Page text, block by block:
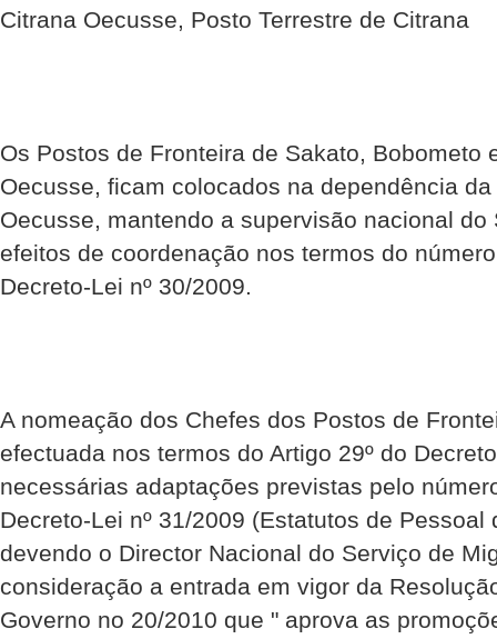
Citrana Oecusse, Posto Terrestre de Citrana
Os Postos de Fronteira de Sakato, Bobometo
Oecusse, ficam colocados na dependência
Oecusse, mantendo a supervisão nacional
efeitos de coordenação nos termos do
Decreto-Lei nº 30/2009.
A nomeação dos Chefes dos Postos de
efectuada nos termos do Artigo 29º do
necessárias adaptações previstas pelo
Decreto-Lei nº 31/2009 (Estatutos de
devendo o Director Nacional do Serviço de
consideração a entrada em vigor da
Governo no 20/2010 que " aprova as